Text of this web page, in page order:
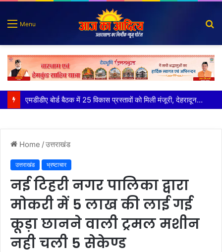
Menu
मुख्य सचिव ने अंडरग्राउंड विद्युत लाइन परियोजना का प्रस्ताव तैयार करने के दिये निर्देश
Home /उत्तराखंड
उत्तराखंड भ्रष्टाचार
नई टिहरी नगर पालिका द्वारा
मोकरी में 5 लाख की लाई गई
कूड़ा छानने वाली ट्रमल मशीन
नही चली 5 सेकेण्ड